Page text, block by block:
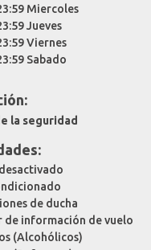
Miercoles
Jueves
Viernes
Sabado
la seguridad
de ducha
de información de vuelo
(Alcohólicos)